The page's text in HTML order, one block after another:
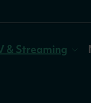
& Streaming